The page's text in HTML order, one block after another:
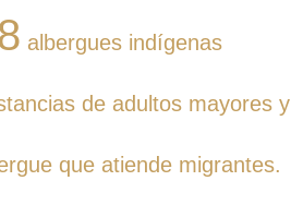
albergues indígenas
de adultos mayores y
que atiende migrantes.